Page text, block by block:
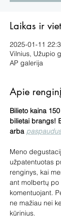
Laikas ir
2025-01-11
Vilnius, Užupio
AP galerija
Apie renginį
Bilieto kaina
bilietai brangs!
arba
Meno
užpatentuotas
renginys, kai
ant molbertų
komentuojant.
ne mažiau nei
kūrinius.